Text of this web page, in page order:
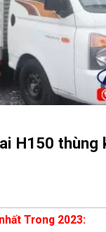
H150 thùng
Trong 2023: